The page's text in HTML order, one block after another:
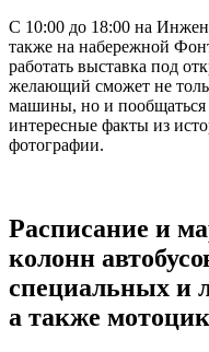
С 10:00 до 18:00 на
также на набережной
работать выставка под
желающий сможет не
машины, но и пообщаться
интересные факты из
фотографии.
Расписание и
колонн
специальных и
а также